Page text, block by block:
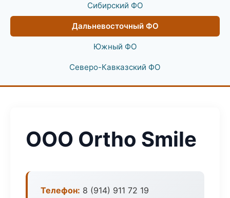
Сибирский ФО
Дальневосточный ФО
Южный ФО
Северо-Кавказский ФО
ООО Ortho Smile
Телефон: 8 (914) 911 72 19